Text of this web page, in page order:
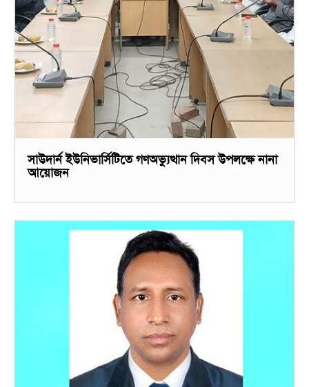
সাউদার্ন ইউনিভার্সিটিতে গণঅভ্যুত্থান দিবস উপলক্ষে নানা
আয়োজন